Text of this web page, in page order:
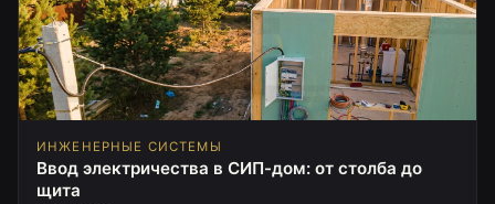
ИНЖЕНЕРНЫЕ СИСТЕМЫ
Ввод электричества в СИП-дом: от столба до
щита